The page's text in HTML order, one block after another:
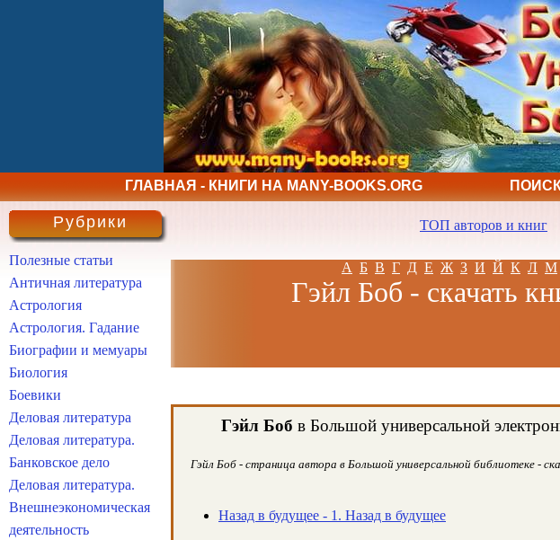
ГЛАВНАЯ - КНИГИ НА MANY-BOOKS.ORG
ТОП авторов и книг
А Б В Г Д Е Ж З И Й К Л М
Гэйл Боб - скачать
Гэйл Боб в Большой универсальной
Гэйл Боб - страница автора в Большой универсальной библиотеке -
Назад в будущее - 1. Назад в будущее
Рубрики
Полезные статьи
Античная литература
Астрология
Астрология. Гадание
Биографии и мемуары
Биология
Боевики
Деловая литература
Деловая литература.
Банковское дело
Деловая литература.
Внешнеэкономическая
деятельность